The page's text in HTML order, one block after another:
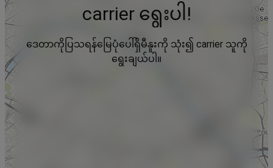
carrier ရွေးပါ!
ဒေတာကိုပြသရန်မြေပုံပေါ်ရှိမီနူးကို သုံး၍ carrier သူကို
ရွေးချယ်ပါ။